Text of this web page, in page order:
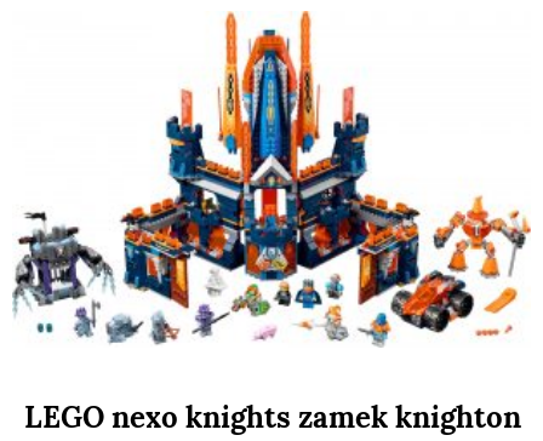
LEGO nexo knights zamek knighton